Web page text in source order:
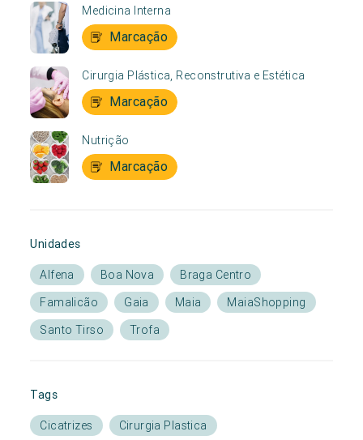
Medicina Interna
Marcação
Cirurgia Plástica, Reconstrutiva e Estética
Marcação
Nutrição
Marcação
Unidades
Alfena Boa Nova
Braga Centro
Famalicão
Gaia Maia
MaiaShopping
Santo Tirso
Trofa
Tags
Cicatrizes
Cirurgia Plastica